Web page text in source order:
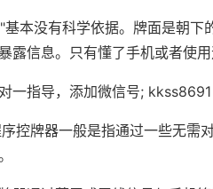
本没有科学依据。牌面是朝下
信息。只有懂了手机或者使用
一指导，添加微信号; kkss8691
控牌器一般是指通过一些无需